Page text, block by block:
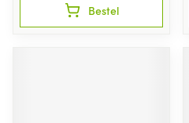
Bestel